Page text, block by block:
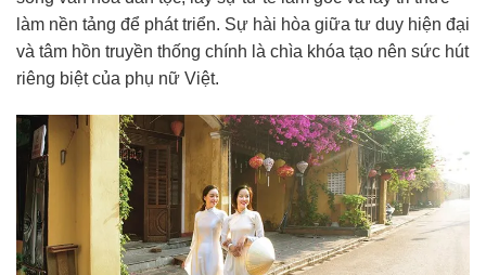
làm nền tảng để phát triển. Sự hài hòa giữa tư duy hiện đại
và tâm hồn truyền thống chính là chìa khóa tạo nên sức hút
riêng biệt của phụ nữ Việt.